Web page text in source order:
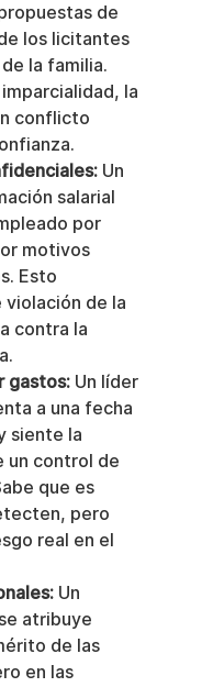
de
los licitantes
la familia.
la
conflicto
Un
salarial
por
motivos
Esto
de la
contra la
gastos: Un líder
a una fecha
siente la
un control de
que es
pero
real en el
Un
atribuye
de las
en las